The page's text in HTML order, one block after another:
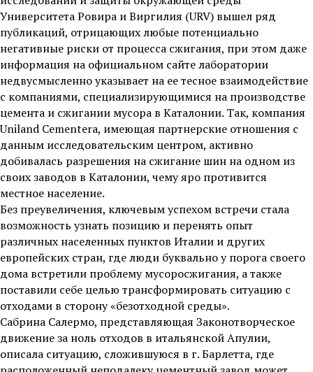
Университета Ровира и Виргилия (URV) вышел ряд
публикаций, отрицающих любые потенциально
негативные риски от процесса сжигания, при этом даже
информация на официальном сайте лаборатории
недвусмысленно указывает на ее тесное взаимодействие
с компаниями, специализирующимися на производстве
цемента и сжигании мусора в Каталонии. Так, компания
Uniland Cementera, имеющая партнерские отношения с
данным исследовательским центром, активно
добивалась разрешения на сжигание шин на одном из
своих заводов в Каталонии, чему яро противится
местное население.
Без преувеличения, ключевым успехом встречи стала
возможность узнать позицию и перенять опыт
различных населенных пунктов Италии и других
европейских стран, где люди буквально у порога своего
дома встретили проблему мусоросжигания, а также
поставили себе целью трансформировать ситуацию с
отходами в сторону «безотходной среды».
Сабрина Салермо, представляющая Законотворческое
движение за ноль отходов в итальянской Апулии,
описала ситуацию, сложившуюся в г. Барлетта, где